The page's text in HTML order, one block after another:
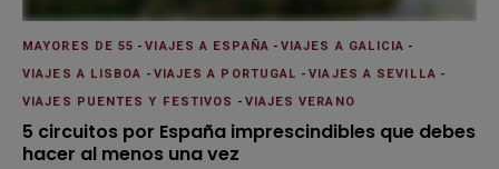
MAYORES DE 55 -VIAJES A ESPAÑA -VIAJES A GALICIA -
VIAJES A LISBOA -VIAJES A PORTUGAL -VIAJES A SEVILLA -
VIAJES PUENTES Y FESTIVOS -VIAJES VERANO
5 circuitos por España imprescindibles que debes
hacer al menos una vez